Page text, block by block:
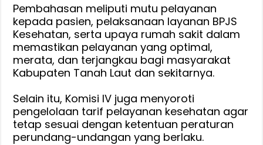
Pembahasan meliputi mutu pelayanan
kepada pasien, pelaksanaan layanan BPJS
Kesehatan, serta upaya rumah sakit dalam
memastikan pelayanan yang optimal,
merata, dan terjangkau bagi masyarakat
Kabupaten Tanah Laut dan sekitarnya.
‎Selain itu, Komisi IV juga menyoroti
pengelolaan tarif pelayanan kesehatan agar
tetap sesuai dengan ketentuan peraturan
perundang-undangan yang berlaku.